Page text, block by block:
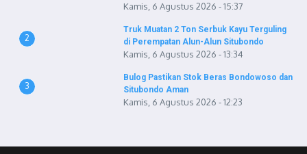
Kamis, 6 Agustus 2026 - 15:37
2
Truk Muatan 2 Ton Serbuk Kayu Terguling
di Perempatan Alun-Alun Situbondo
Kamis, 6 Agustus 2026 - 13:34
3
Bulog Pastikan Stok Beras Bondowoso dan
Situbondo Aman
Kamis, 6 Agustus 2026 - 12:23